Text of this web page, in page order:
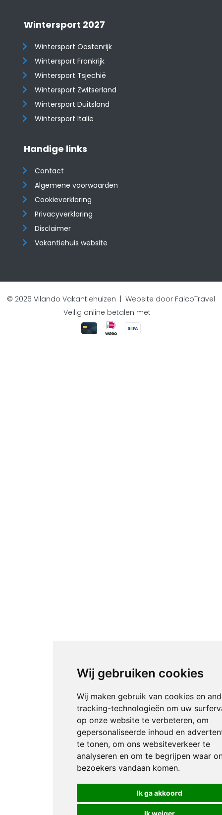
Wij gebruiken cookies
Wij maken gebruik van cookies en
tracking-technologieën om uw
op onze website te verbeteren, om
gepersonaliseerde inhoud en
te tonen, om ons websiteverkeer te
analyseren en om te begrijpen waar
bezoekers vandaan komen.
Ik ga akkoord
Ik weiger
Wintersport 2027
Wintersport Oostenrijk
Wintersport Frankrijk
Wintersport Tsjechië
Wintersport Zwitserland
Wintersport Duitsland
Wintersport Italië
Handige links
Contact
Algemene voorwaarden
Cookieverklaring
Privacyverklaring
Disclaimer
Vakantiehuis website
© 2026 Vilando Vakantiehuizen | Website door FalcoTravel
Veilig online betalen met